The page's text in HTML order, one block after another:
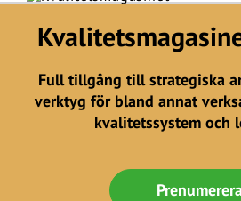
Full tillgång till strategiska
verktyg för bland annat
kvalitetssystem och
Prenumerera